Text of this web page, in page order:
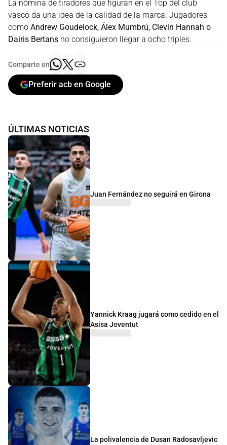
La nómina de tiradores que figuran en el Top del club
vasco da una idea de la calidad de la marca. Jugadores
como Andrew Goudelock, Álex Mumbrú, Clevin Hannah o
Dairis Bertans no consiguieron llegar a ocho triples.
Comparte en
Preferir acb en Google
ÚLTIMAS NOTICIAS
Juan Fernández no seguirá en Girona
Yannick Kraag jugará como cedido en el
Asisa Joventut
La polivalencia de Dusan Radosavljevic